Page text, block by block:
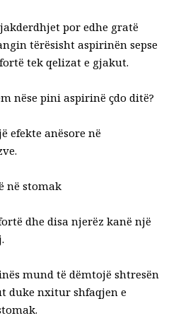
por edhe gratë
tërësisht aspirinën sepse
tek qelizat e gjakut.
nëse pini aspirinë çdo ditë?
efekte anësore në
në stomak
dhe disa njerëz kanë një
mund të dëmtojë shtresën
duke nxitur shfaqjen e